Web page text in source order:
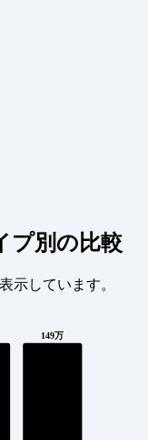
プ別の比較
示しています。
149万